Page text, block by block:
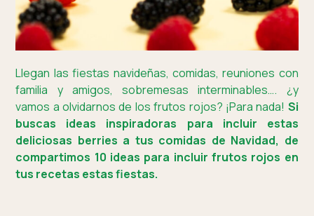
Llegan las fiestas navideñas, comidas, reuniones con
familia y amigos, sobremesas interminables…. ¿y
vamos a olvidarnos de los frutos rojos? ¡Para nada! Si
buscas ideas inspiradoras para incluir estas
deliciosas berries a tus comidas de Navidad, de
compartimos 10 ideas para incluir frutos rojos en
tus recetas estas fiestas.